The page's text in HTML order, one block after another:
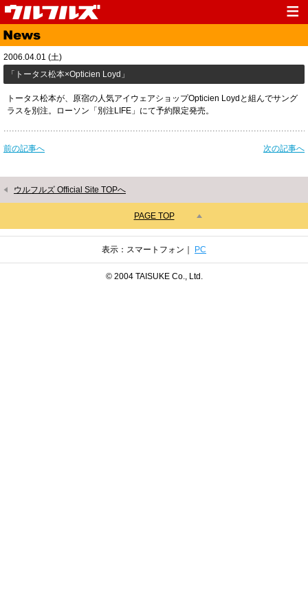
Top
Media Live
Contact
2006.04.01 (土)
「トータス松本×Opticien Loyd」
トータス松本が、原宿の人気アイウェアショップOpticien Loydと組んでサング
ラスを別注。ローソン「別注LIFE」にて予約限定発売。
前の記事へ 次の記事へ
ウルフルズ Official Site TOPへ
PAGE TOP
表示：スマートフォン｜ PC
© 2004 TAISUKE Co., Ltd.